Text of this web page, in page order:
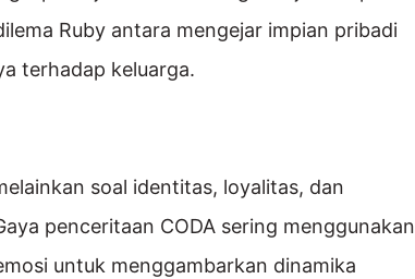
Ruby antara mengejar impian pribadi
terhadap keluarga.
soal identitas, loyalitas, dan
penceritaan CODA sering menggunakan
untuk menggambarkan dinamika